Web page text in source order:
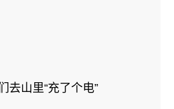
去山里“充了个电”